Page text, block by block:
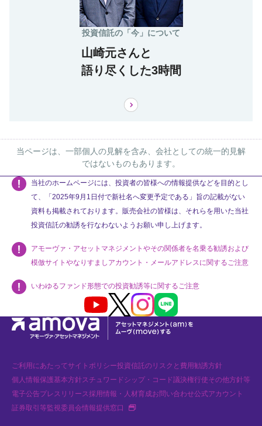
山崎元さんと
語り尽くした3時間
投資信託の「今」について
当ページは、一部個人の見解を含み、会社としての統一的見解
ではないものもあります。
当社のホームページには、投資者の皆様への情報提供などを目的とし
て、「2025年9月1日付で新社名へ変更予定である」旨の記載がない
資料も掲載されております。販売会社の皆様は、それらを用いた当社
投資信託の勧誘を行なわないようお願い申し上げます。
アモーヴァ・アセットマネジメントやその関係者を名乗る勧誘および
模倣サイトやなりすましアカウント・メールアドレスに関するご注意
いわゆるファンド形態での投資勧誘等に関するご注意
Youtube X InstagramLINE
ご利用にあたってサイトポリシー投資信託のリスクと費用勧誘方針
個人情報保護基本方針スチュワードシップ・コード議決権行使その他方針等
電子公告プレスリリース採用情報・人材育成お問い合わせ公式アカウント
証券取引等監視委員会情報提供窓口